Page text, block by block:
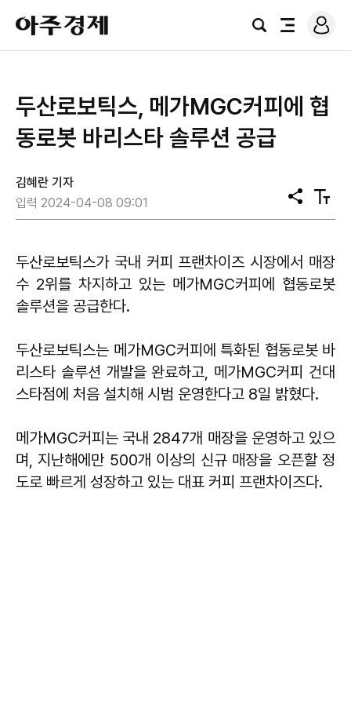
아
주
경
검
전
로
그
두산로보틱스, 메가MGC커피에 협
동로봇 바리스타 솔루션 공급
김혜란 기자
입력 2024-04-08 09:01
공
유
텍
스
기
두산로보틱스가 국내 커피 프랜차이즈 시장에서 매장
수 2위를 차지하고 있는 메가MGC커피에 협동로봇
솔루션을 공급한다.
두산로보틱스는 메가MGC커피에 특화된 협동로봇 바
리스타 솔루션 개발을 완료하고, 메가MGC커피 건대
스타점에 처음 설치해 시범 운영한다고 8일 밝혔다.
메가MGC커피는 국내 2847개 매장을 운영하고 있으
며, 지난해에만 500개 이상의 신규 매장을 오픈할 정
도로 빠르게 성장하고 있는 대표 커피 프랜차이즈다.